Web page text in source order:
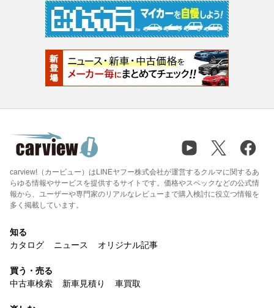
carview!（カービュー）はLINEヤフー株式会社が運営するクルマに関するあ
らゆる情報やサービスを提供するサイトです。価格やスペックなどの公式情
報から、ユーザーや専門家のリアルなレビューまで購入検討に役立つ情報を
多く掲載しています。
知る
カタログ
ニュース オリジナル記事
買う・売る
中古車検索
新車見積り 車買取